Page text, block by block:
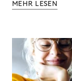
MEHR LESEN